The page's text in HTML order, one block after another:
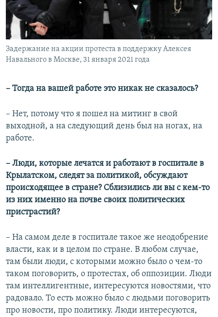
Задержание на акции протеста в поддержку Алексея
Навального в Москве, 31 января 2021 года
– Тогда на вашей работе это никак не сказалось?
– Нет, потому что я пошел на митинг в свой
выходной, а на следующий день был на ногах, на
работе.
– Люди, которые лечатся и работают в госпитале в
Крылатском, следят за политикой, обсуждают
происходящее в стране? Сблизились ли вы с кем-то
из них именно на почве своих политических
пристрастий?
– На самом деле в госпитале такое же неодобрение
власти, как и в целом по стране. В любом случае,
там были люди, с которыми можно было о чем-то
таком поговорить, о протестах, об оппозиции. Люди
там интеллигентные, интересуются новостями, что
радовало. То есть можно было с людьми поговорить
про новости, про политику. Люди интересуются,